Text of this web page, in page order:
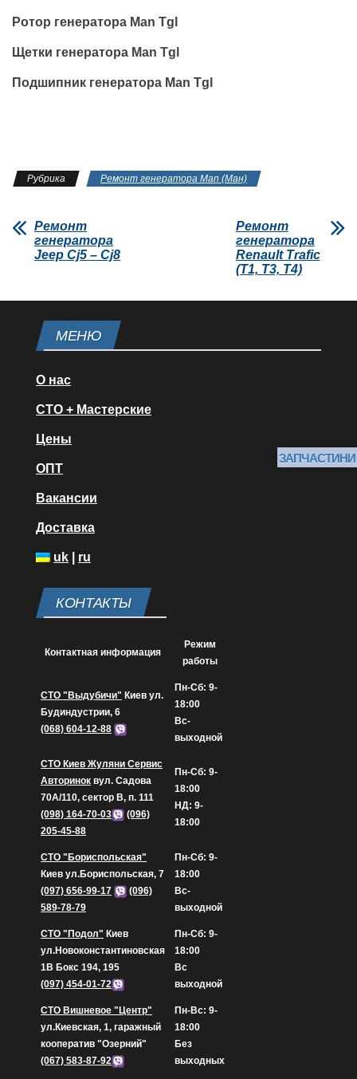
Ротор генератора Man Tgl
Щетки генератора Man Tgl
Подшипник генератора Man Tgl
Рубрика Ремонт генератора Man (Ман)
Ремонт
генератора
Jeep Cj5 – Cj8
Ремонт
генератора
Renault Trafic
(T1, T3, T4)
МЕНЮ
О нас
СТО + Мастерские
Цены
ОПТ
Вакансии
Доставка
uk ru
КОНТАКТЫ
Контактная информация
Режим
работы
СТО "Выдубичи" Киев ул.
Будиндустрии, 6
(068) 604-12-88
Пн-Сб: 9-
18:00
Вс-
выходной
СТО Киев Жуляни Сервис
Авторинок вул. Садова
70А/110, сектор В, п. 111
(098) 164-70-03
(096)
205-45-88
Пн-Сб: 9-
18:00
НД: 9-
18:00
СТО "Бориспольская"
Киев ул.Бориспольская, 7
(097) 656-99-17
(096)
589-78-79
Пн-Сб: 9-
18:00
Вс-
выходной
СТО "Подол" Киев
ул.Новоконстантиновская
1В Бокс 194, 195
(097) 454-01-72
Пн-Сб: 9-
18:00
Вс
выходной
СТО Вишневое "Центр"
ул.Киевская, 1, гаражный
кооператив "Озерний"
(067) 583-87-92
Пн-Вс: 9-
18:00
Без
выходных
ЗАПЧАСТИНИ